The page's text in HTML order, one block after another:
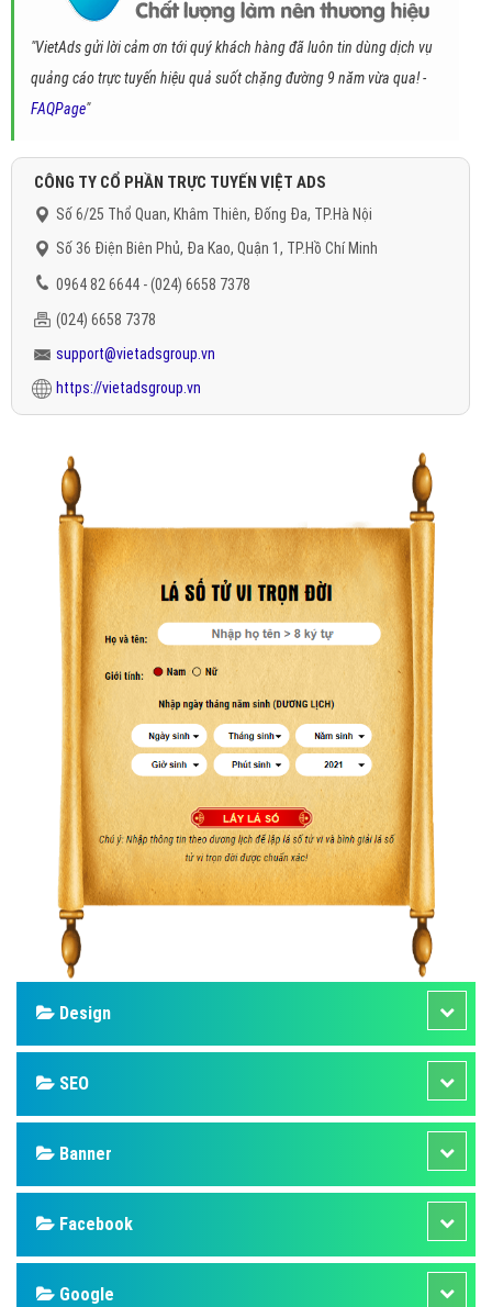
"VietAds gửi lời cảm ơn tới quý khách hàng đã luôn tin dùng dịch vụ
quảng cáo trực tuyến hiệu quả suốt chặng đường 9 năm vừa qua! -
FAQPage"
CÔNG TY CỔ PHẦN TRỰC TUYẾN VIỆT ADS
Số 6/25 Thổ Quan, Khâm Thiên, Đống Đa, TP.Hà Nội
Số 36 Điện Biên Phủ, Đa Kao, Quận 1, TP.Hồ Chí Minh
0964 82 6644 - (024) 6658 7378
(024) 6658 7378
support@vietadsgroup.vn
https://vietadsgroup.vn
Design
SEO
Banner
Facebook
Google